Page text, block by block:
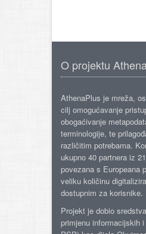
O projektu
AthenaPlus je mreža,
cilj omogućavanje
obogaćivanje
terminologije, te
različitim potrebama.
ukupno 40 partnera iz
povezana s Europeana
veliku količinu
dostupnim za korisnike.
Projekt je dobio
primjenu informacijskih